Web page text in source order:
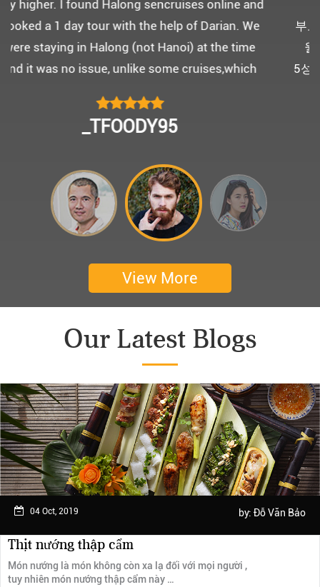
루즈 여행을 다녀왔어요. ^^
부모님을 모시고 가는 여행인만큼 비교적 선선한 2
월말에 Darian Culbert를 통해서 다녀왔습니다.
5성급 신식 몽쉐리 크루즈와 리무진 버스 덕분에 부
멀미가 있으신 부모님을 배려해서 리무진에서 앞좌
석으로 배치해주시어 고마웠습니다.
킹은 부모님께 멋진 추억을 만들어 주었네요.
어머니 환갑을 기념하여 몽쉐리 크루즈에서 이쁜
꽃다발과 맛있는 케잌으로 깜짝 파티를 만들어 주
셨어요. 어머니께서 큰 감동을 받으셨답니다. 멋진
추억을 만들어 주신 몽쉐리 크루즈와 Darian
Culbert께 감사드려요 ^^
Thanks for giving my family good services.
I hope you are happy everyday.
My parents said, we were happy in harong bey. ^^
Have a nice day.
Ngày trải nghiệm: tháng 2 năm 2019
CHOKYUNGSEOK
View More
Our Latest Blogs
04 Oct, 2019 by: Đỗ Văn Bảo
Thịt nướng thập cẩm
Món nướng là món không còn xa lạ đối với mọi người ,
tuy nhiên món nướng thập cẩm này …